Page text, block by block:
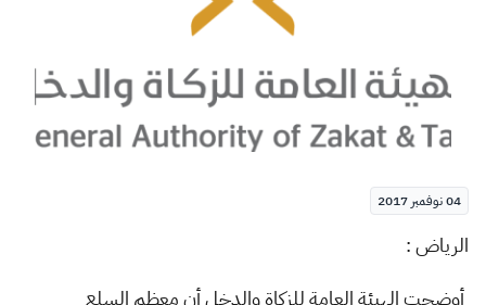
04 نوفمبر 2017
​​الرياض :
أوضحت الهيئة العامة للزكاة والدخل أن معظم السلع